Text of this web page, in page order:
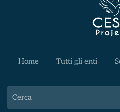
Home Tutti gli enti